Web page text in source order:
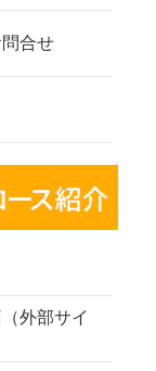
合せ
外部サイ